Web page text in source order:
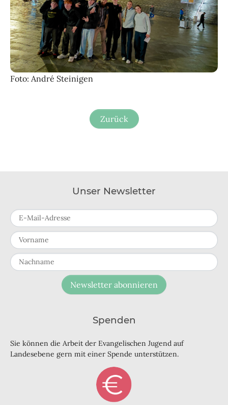
Foto: André Steinigen
Zurück
Unser Newsletter
Newsletter abonnieren
Spenden
Sie können die Arbeit der Evangelischen Jugend auf
Landesebene gern mit einer Spende unterstützen.